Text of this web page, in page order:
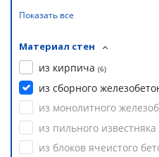
Показать все
Материал стен
из кирпича (6)
из сборного
из монолитного
из пильного известняка
из блоков ячеистого